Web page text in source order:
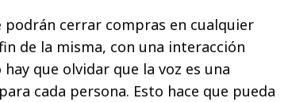
podrán cerrar compras en cualquier
de la misma, con una interacción
que olvidar que la voz es una
cada persona. Esto hace que pueda